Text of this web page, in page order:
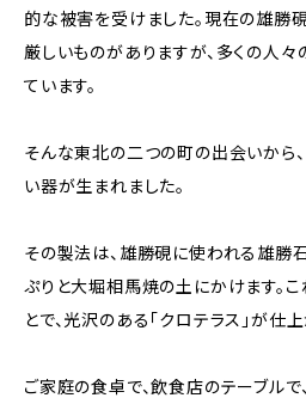
的な被害を受けました。現在の雄勝
厳しいものがありますが、多くの人
ています。
そんな東北の二つの町の出会いから
い器が生まれました。
その製法は、雄勝硯に使われる雄勝
ぷりと大堀相馬焼の土にかけます。こ
とで、光沢のある「クロテラス」が仕上
ご家庭の食卓で、飲食店のテーブル